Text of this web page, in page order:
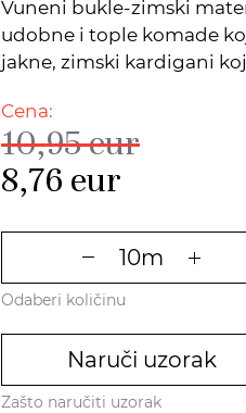
Vuneni bukle-zimski
udobne i tople komade
jakne, zimski kardigani
Cena:
10,95eur
8,76 eur
Odaberi količinu
Naruči uzorak
Zašto naručiti uzorak